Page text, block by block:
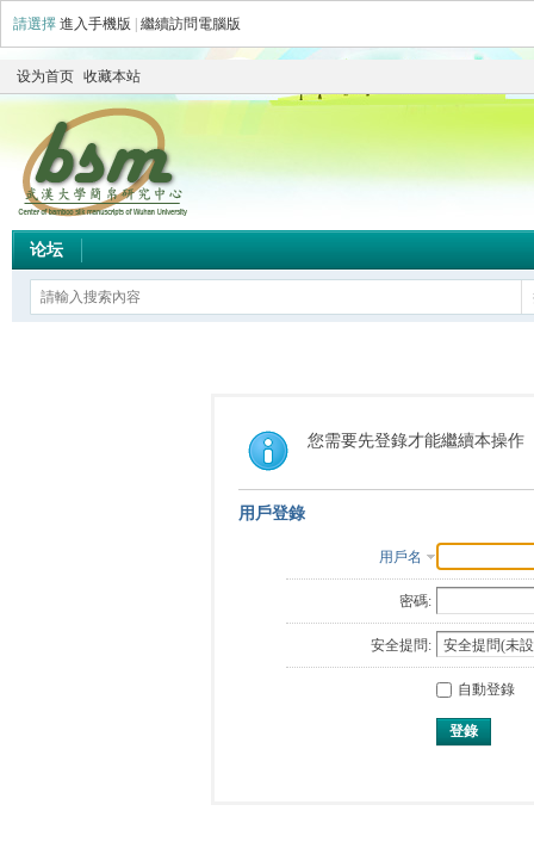
請選擇 進入手機版 繼續訪問電腦版
设为首页 收藏本站
论坛
您需要先登錄才能繼續本操作
用戶登錄
用戶名
密碼:
安全提問:
自動登錄
登錄